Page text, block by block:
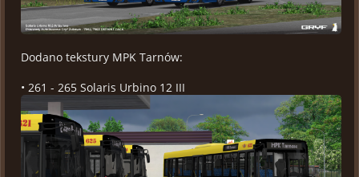
Dodano tekstury MPK Tarnów:
• 261 - 265 Solaris Urbino 12 III